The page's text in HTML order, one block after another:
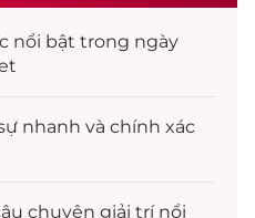
nổi bật trong ngày
nhanh và chính xác
chuyện giải trínổi